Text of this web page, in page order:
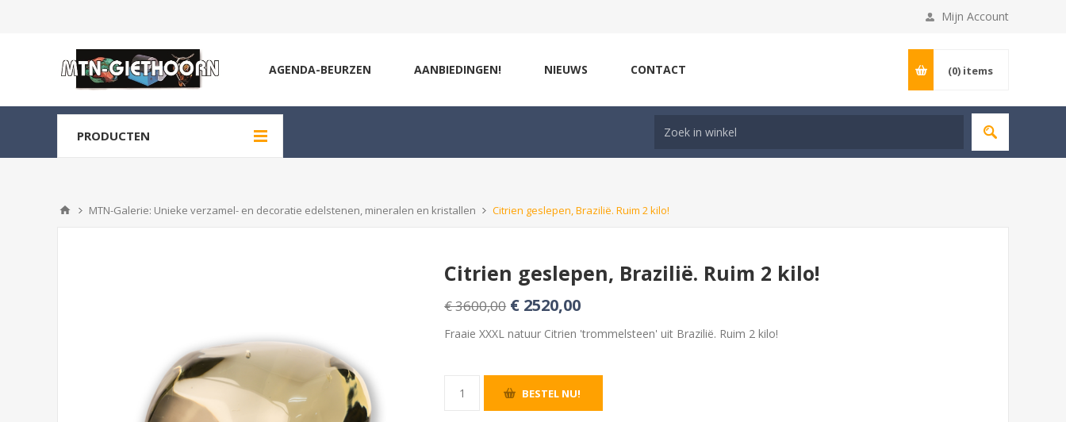
Mijn Account
AGENDA-BEURZEN AANBIEDINGEN! NIEUWS CONTACT (0) items
PRODUCTEN
MTN-Galerie: Unieke verzamel- en decoratie edelstenen, mineralen en kristallen Citrien geslepen, Brazilië. Ruim 2 kilo!
Citrien geslepen, Brazilië. Ruim 2 kilo!
€ 3600,00 € 2520,00
Fraaie XXXL natuur Citrien 'trommelsteen' uit Brazilië. Ruim 2 kilo!